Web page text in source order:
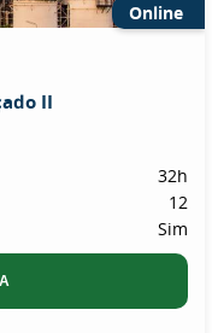
Online
II
32h
12
Sim